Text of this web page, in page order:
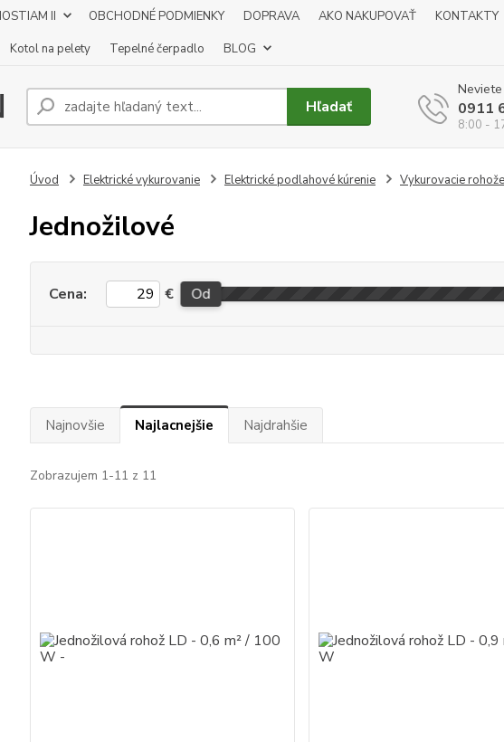
II OBCHODNÉ PODMIENKY DOPRAVA AKO NAKUPOVAŤ
KONTAKTY
Kotol na pelety Tepelné čerpadlo BLOG
Hľadať 0911
8:00 -
Úvod Elektrické vykurovanie Elektrické podlahové kúrenie Vykurovacie rohože
Jednožilové
Cena: € Od
Najnovšie Najlacnejšie Najdrahšie
Zobrazujem 1-11 z 11